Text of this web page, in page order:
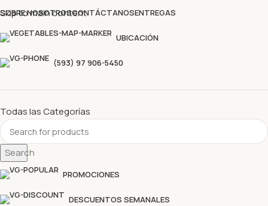
Skip to main content
Descubre nuestras ofertas y compra sin complicaciones
SOBRE NOSOTROSCONTÁCTANOSENTREGAS
UBICACIÓN
(593) 97 906-5450
Todas las Categorías
Search
PROMOCIONES
DESCUENTOS SEMANALES